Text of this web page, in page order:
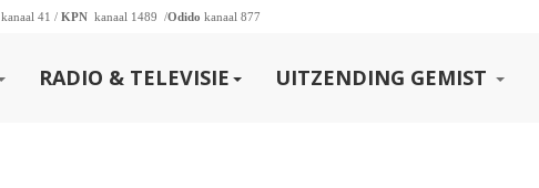
kanaal 41 / KPN kanaal 1489 /Odido kanaal 877
RADIO & TELEVISIE UITZENDING GEMIST